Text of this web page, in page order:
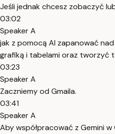
Jeśli jednak chcesz zobaczyć
03:02
Speaker A
jak z pomocą AI zapanować
grafiką i tabelami oraz tworzyć
03:23
Speaker A
Zaczniemy od Gmaila.
03:41
Speaker A
Aby współpracować z Gemini